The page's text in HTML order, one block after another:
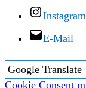
Instagram
E-Mail
Google Translate
Cookie Consent